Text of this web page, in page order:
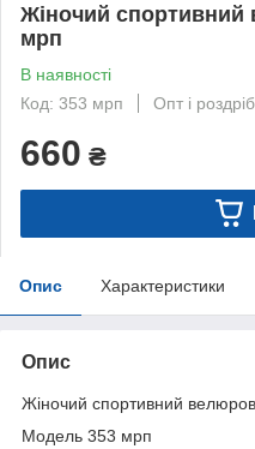
Жіночий
мрп
В наявності
Код: 353 мрп
Опт і роздріб
660 ₴
Опис Характеристики
Опис
Жіночий спортивний
Модель 353 мрп